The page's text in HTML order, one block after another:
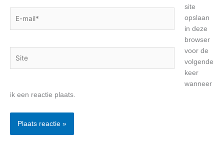
mail*
site
opslaan
in deze
browser
voor de
volgende
keer
wanneer
ik een reactie plaats.